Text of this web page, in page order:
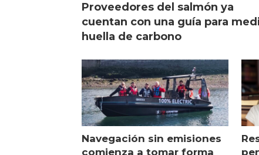
Proveedores del salmón ya
cuentan con una guía para
huella de carbono
Navegación sin emisiones
comienza a tomar forma